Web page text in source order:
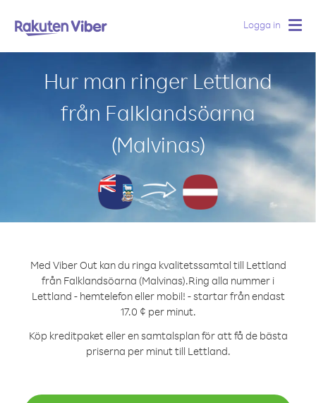
Logga in
Hur man ringer Lettland
från Falklandsöarna
(Malvinas)
Med Viber Out kan du ringa kvalitetssamtal till Lettland
från Falklandsöarna (Malvinas).Ring alla nummer i
Lettland - hemtelefon eller mobil! - startar från endast
17.0 ¢ per minut.
Köp kreditpaket eller en samtalsplan för att få de bästa
priserna per minut till Lettland.